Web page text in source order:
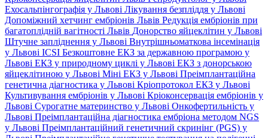
Ехосальпінгографія у Львові Лікування безпліддя у Львові
Допоміжний хетчинг ембріонів Львів Редукція ембріонів при
багатоплідній вагітності Львів Донорство яйцеклітин у Львові
Штучне запліднення у Львові Внутрішньоматкова інсемінація
у Львові ICSI Безкоштовне ЕКЗ за державною програмою у
Львові ЕКЗ у природному циклі у Львові ЕКЗ з донорською
яйцеклітиною у Львові Міні ЕКЗ у Львові Преімплантаційна
генетична діагностика у Львові Кріопротокол ЕКЗ у Львові
Культивування ембріонів у Львові Кріоконсервація ембріонів у
Львові Сурогатне материнство у Львові Онкофертильність у
Львові Преімплантаційна діагностика ембріона методом NGS
у Львові Преімплантаційний генетичний скринінг (PGS) у